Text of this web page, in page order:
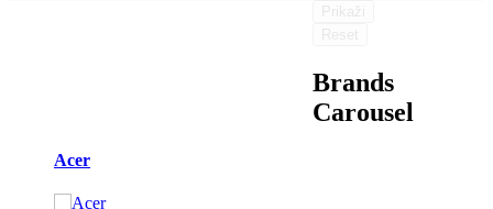
Brands
Carousel
Acer